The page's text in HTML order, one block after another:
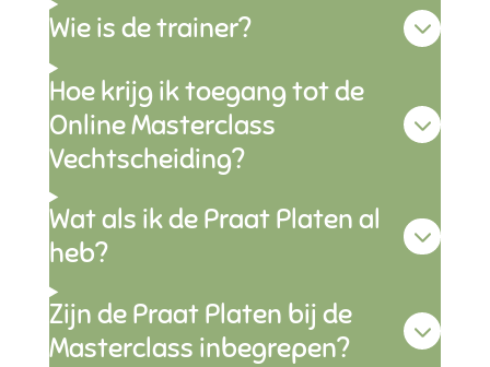
Wie is de trainer?
Hoe krijg ik toegang tot de
Online Masterclass
Vechtscheiding?
Wat als ik de Praat Platen al
heb?
Zijn de Praat Platen bij de
Masterclass inbegrepen?